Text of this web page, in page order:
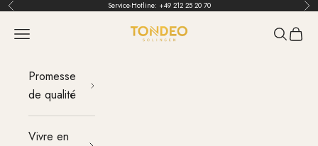
Aller au contenu
Retour Service-Hotline: +49 212 25 20 70
TONDEO
menu Panier
Promesse
de qualité
Vivre en